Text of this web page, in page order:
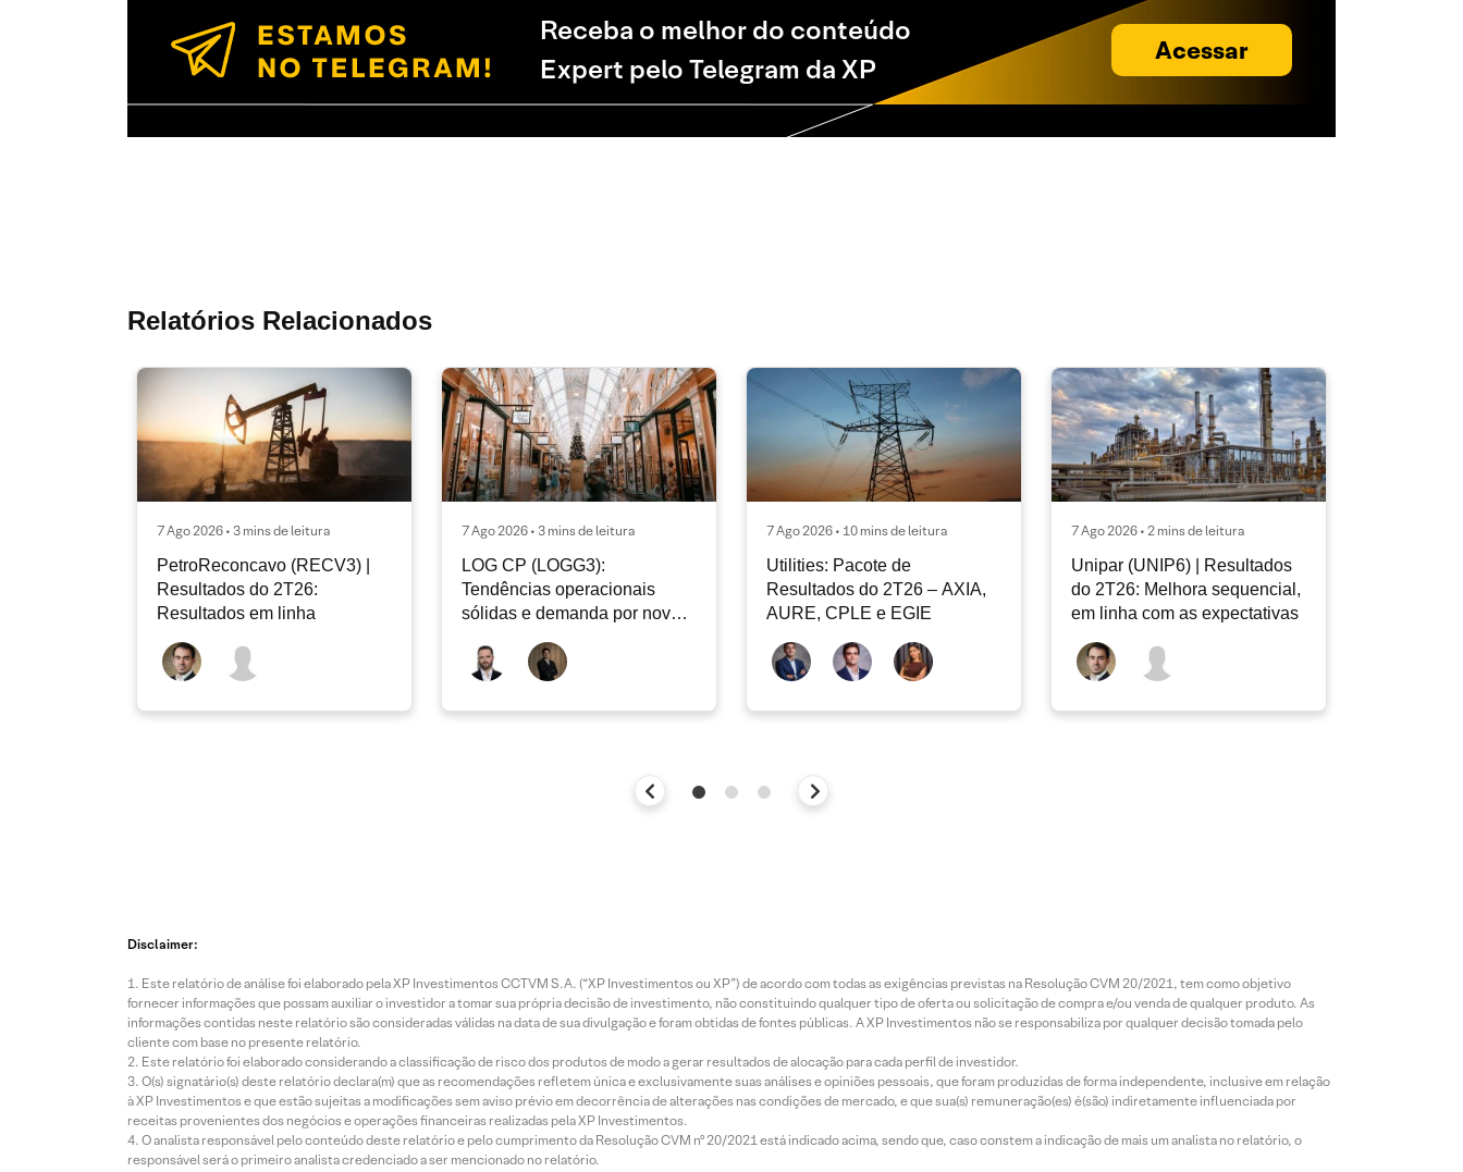
Receba o melhor do conteúdo
Expert pelo Telegram da XP
Acessar
Relatórios Relacionados
7 Ago 2026 • 3 mins de leitura
PetroReconcavo (RECV3) |
Resultados do 2T26:
Resultados em linha
7 Ago 2026 • 3 mins de leitura
LOG CP (LOGG3):
Tendências operacionais
sólidas e demanda por nova
7 Ago 2026 • 10 mins de leitura
Utilities: Pacote de
Resultados do 2T26 – AXIA,
AURE, CPLE e EGIE
7 Ago 2026 • 2 mins de leitura
Unipar (UNIP6) | Resultados
do 2T26: Melhora sequencial,
em linha com as expectativas
Disclaimer:
Este relatório de análise foi elaborado pela XP Investimentos CCTVM S.A. (“XP Investimentos ou XP”) de acordo com todas as exigências previstas na Resolução CVM 20/2021, tem como objetivo
fornecer informações que possam auxiliar o investidor a tomar sua própria decisão de investimento, não constituindo qualquer tipo de oferta ou solicitação de compra e/ou venda de qualquer produto. As
informações contidas neste relatório são consideradas válidas na data de sua divulgação e foram obtidas de fontes públicas. A XP Investimentos não se responsabiliza por qualquer decisão tomada pelo
cliente com base no presente relatório.
Este relatório foi elaborado considerando a classificação de risco dos produtos de modo a gerar resultados de alocação para cada perfil de investidor.
O(s) signatário(s) deste relatório declara(m) que as recomendações refletem única e exclusivamente suas análises e opiniões pessoais, que foram produzidas de forma independente, inclusive em relação
à XP Investimentos e que estão sujeitas a modificações sem aviso prévio em decorrência de alterações nas condições de mercado, e que sua(s) remuneração(es) é(são) indiretamente influenciada por
receitas provenientes dos negócios e operações financeiras realizadas pela XP Investimentos.
O analista responsável pelo conteúdo deste relatório e pelo cumprimento da Resolução CVM nº 20/2021 está indicado acima, sendo que, caso constem a indicação de mais um analista no relatório, o
responsável será o primeiro analista credenciado a ser mencionado no relatório.